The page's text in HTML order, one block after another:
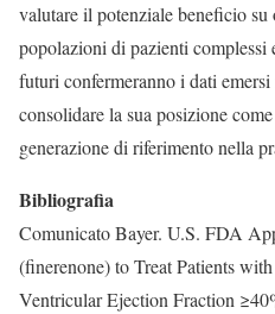
valutare il potenziale beneficio
popolazioni di pazienti
futuri confermeranno i dati
consolidare la sua posizione
generazione di riferimento nella
Bibliografia
Comunicato Bayer. U.S. FDA
(finerenone) to Treat Patients
Ventricular Ejection Fraction